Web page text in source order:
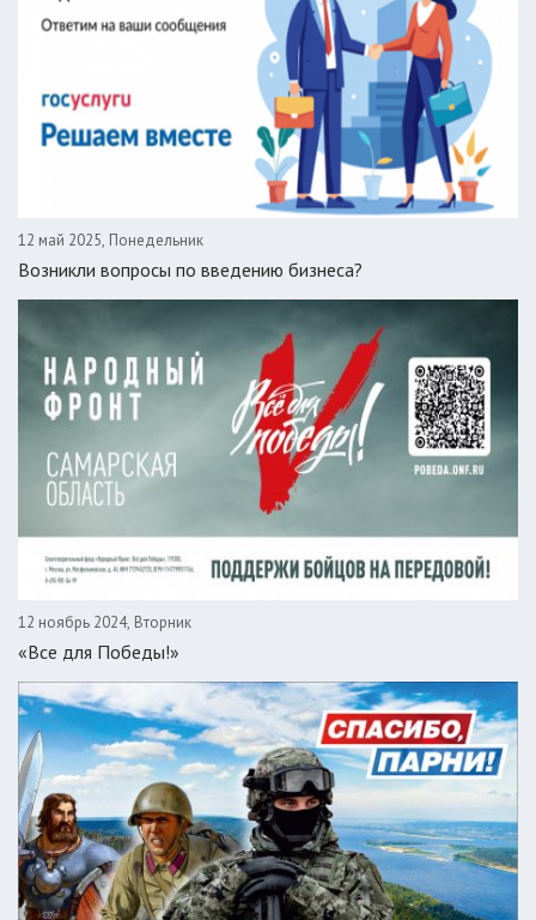
12 май 2025, Понедельник
Возникли вопросы по введению бизнеса?
12 ноябрь 2024, Вторник
«Все для Победы!»